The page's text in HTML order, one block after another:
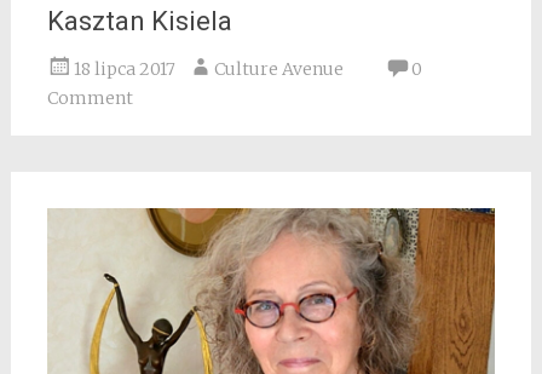
Kasztan Kisiela
18 lipca 2017 Culture Avenue
0
Comment